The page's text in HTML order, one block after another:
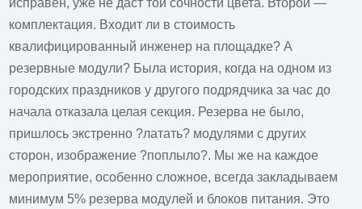
исправен, уже не даст той сочности цвета. Второй —
комплектация. Входит ли в стоимость
квалифицированный инженер на площадке? А
резервные модули? Была история, когда на одном из
городских праздников у другого подрядчика за час до
начала отказала целая секция. Резерва не было,
пришлось экстренно ?латать? модулями с других
сторон, изображение ?поплыло?. Мы же на каждое
мероприятие, особенно сложное, всегда закладываем
минимум 5% резерва модулей и блоков питания. Это